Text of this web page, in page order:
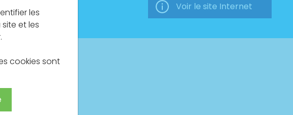
Voir le site Internet
les
et les
cookies sont